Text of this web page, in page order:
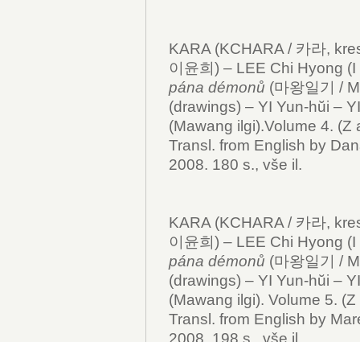
KARA (KCHARA / 카라,
이윤희) – LEE Chi Hyong
pána démonů (마왕일기 /
(drawings) – YI Yun-hŭi –
(Mawang ilgi).Volume 4.
Transl. from English by
2008. 180 s., vše il.
KARA (KCHARA / 카라,
이윤희) – LEE Chi Hyong
pána démonů (마왕일기 /
(drawings) – YI Yun-hŭi –
(Mawang ilgi). Volume 5.
Transl. from English by
2008. 198 s., vše il.